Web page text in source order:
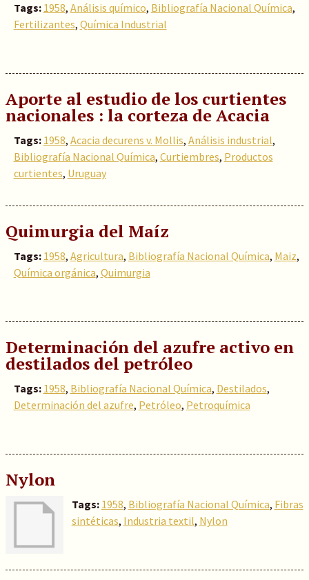
Tags: 1958, Análisis químico, Bibliografía Nacional Química,
Fertilizantes, Química Industrial
Aporte al estudio de los curtientes
nacionales : la corteza de Acacia
Tags: 1958, Acacia decurens v. Mollis, Análisis industrial,
Bibliografía Nacional Química, Curtiembres, Productos
curtientes, Uruguay
Quimurgia del Maíz
Tags: 1958, Agricultura, Bibliografía Nacional Química, Maiz,
Química orgánica, Quimurgia
Determinación del azufre activo en
destilados del petróleo
Tags: 1958, Bibliografía Nacional Química, Destilados,
Determinación del azufre, Petróleo, Petroquímica
Nylon
Tags: 1958, Bibliografía Nacional Química, Fibras
sintéticas, Industria textil, Nylon